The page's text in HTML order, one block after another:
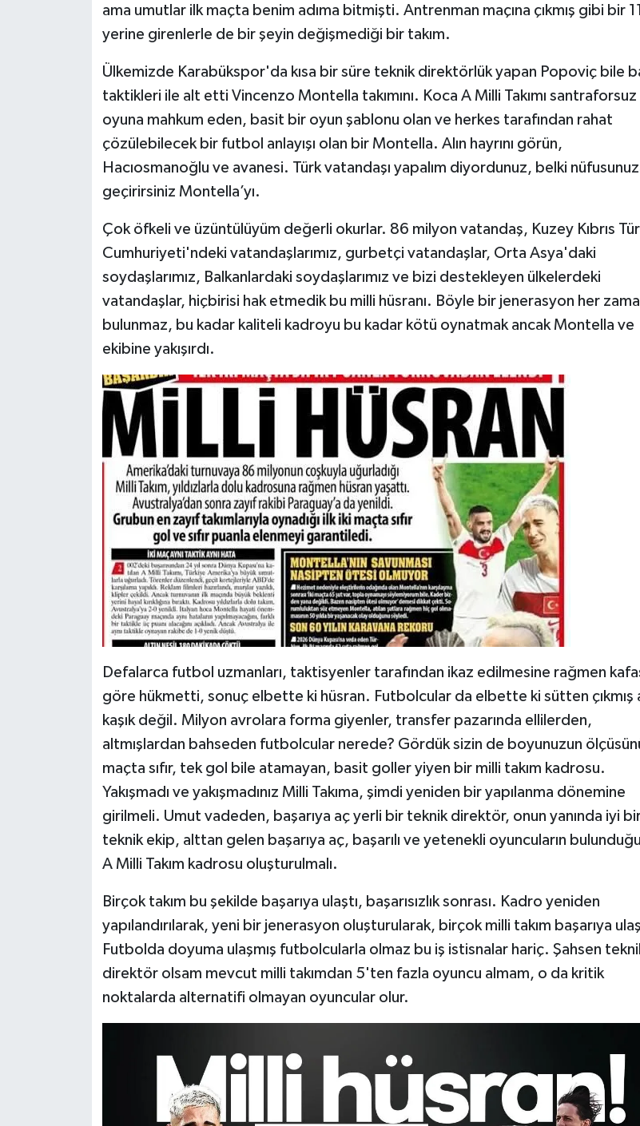
ama umutlar ilk maçta benim adıma bitmişti. Antrenman maçına çıkmış gibi bir
yerine girenlerle de bir şeyin değişmediği bir takım.
Ülkemizde Karabükspor'da kısa bir süre teknik direktörlük yapan Popoviç bile
taktikleri ile alt etti Vincenzo Montella takımını. Koca A Milli Takımı
oyuna mahkum eden, basit bir oyun şablonu olan ve herkes tarafından rahat
çözülebilecek bir futbol anlayışı olan bir Montella. Alın hayrını görün,
Hacıosmanoğlu ve avanesi. Türk vatandaşı yapalım diyordunuz, belki
geçirirsiniz Montella’yı.
Çok öfkeli ve üzüntülüyüm değerli okurlar. 86 milyon vatandaş, Kuzey Kıbrıs
Cumhuriyeti'ndeki vatandaşlarımız, gurbetçi vatandaşlar, Orta Asya'daki
soydaşlarımız, Balkanlardaki soydaşlarımız ve bizi destekleyen ülkelerdeki
vatandaşlar, hiçbirisi hak etmedik bu milli hüsranı. Böyle bir jenerasyon her
bulunmaz, bu kadar kaliteli kadroyu bu kadar kötü oynatmak ancak Montella ve
ekibine yakışırdı.
Defalarca futbol uzmanları, taktisyenler tarafından ikaz edilmesine rağmen
göre hükmetti, sonuç elbette ki hüsran. Futbolcular da elbette ki sütten çıkmış
kaşık değil. Milyon avrolara forma giyenler, transfer pazarında ellilerden,
altmışlardan bahseden futbolcular nerede? Gördük sizin de boyunuzun
maçta sıfır, tek gol bile atamayan, basit goller yiyen bir milli takım kadrosu.
Yakışmadı ve yakışmadınız Milli Takıma, şimdi yeniden bir yapılanma dönemine
girilmeli. Umut vadeden, başarıya aç yerli bir teknik direktör, onun yanında iyi
teknik ekip, alttan gelen başarıya aç, başarılı ve yetenekli oyuncuların
A Milli Takım kadrosu oluşturulmalı.
Birçok takım bu şekilde başarıya ulaştı, başarısızlık sonrası. Kadro yeniden
yapılandırılarak, yeni bir jenerasyon oluşturularak, birçok milli takım başarıya
Futbolda doyuma ulaşmış futbolcularla olmaz bu iş istisnalar hariç. Şahsen
direktör olsam mevcut milli takımdan 5'ten fazla oyuncu almam, o da kritik
noktalarda alternatifi olmayan oyuncular olur.